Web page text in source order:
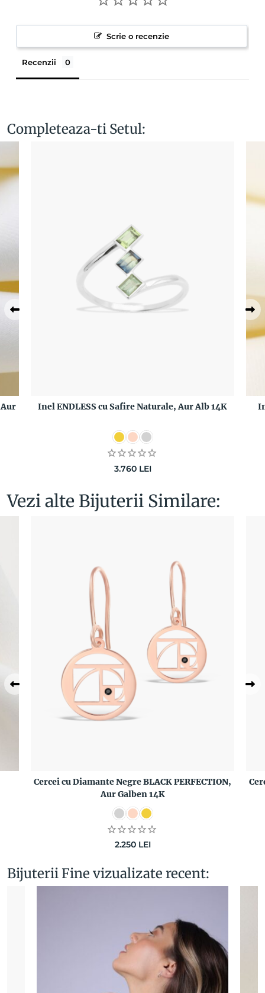
Scrie o recenzie
Recenzii
Completeaza-ti Setul:
Inel ENDLESS cu Safire Naturale, Aur Alb 14K
3.760 LEI
Vezi alte Bijuterii Similare:
Cercei cu Diamante Negre BLACK PERFECTION,
Aur Galben 14K
2.250 LEI
Bijuterii Fine vizualizate recent: